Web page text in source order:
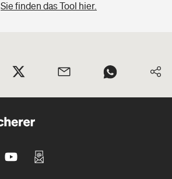
Sie finden das Tool hier.